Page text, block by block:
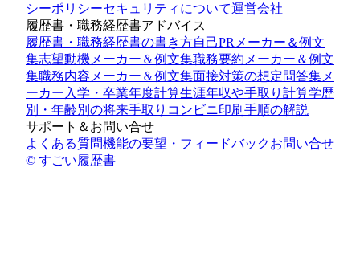
シーポリシーセキュリティについて運営会社
履歴書・職務経歴書アドバイス
履歴書・職務経歴書の書き方自己PRメーカー＆例文
集志望動機メーカー＆例文集職務要約メーカー＆例文
集職務内容メーカー＆例文集面接対策の想定問答集メ
ーカー 入学・卒業年度計算生涯年収や手取り計算学歴
別・年齢別の将来手取り コンビニ印刷手順の解説
サポート＆お問い合せ
よくある質問機能の要望・フィードバックお問い合せ
© すごい履歴書